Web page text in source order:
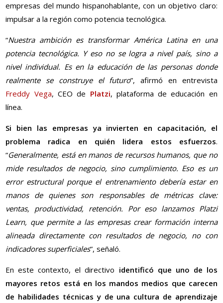
empresas del mundo hispanohablante, con un objetivo claro:
impulsar a la región como potencia tecnológica.
“Nuestra ambición es transformar América Latina en una
potencia tecnológica. Y eso no se logra a nivel país, sino a
nivel individual. Es en la educación de las personas donde
realmente se construye el futuro”, afirmó en entrevista
Freddy Vega, CEO de Platzi, plataforma de educación en
línea.
Si bien las empresas ya invierten en capacitación, el
problema radica en quién lidera estos esfuerzos.
“Generalmente, está en manos de recursos humanos, que no
mide resultados de negocio, sino cumplimiento. Eso es un
error estructural porque el entrenamiento debería estar en
manos de quienes son responsables de métricas clave:
ventas, productividad, retención. Por eso lanzamos Platzi
Learn, que permite a las empresas crear formación interna
alineada directamente con resultados de negocio, no con
indicadores superficiales”, señaló.
En este contexto, el directivo identificó que uno de los
mayores retos está en los mandos medios que carecen
de habilidades técnicas y de una cultura de aprendizaje